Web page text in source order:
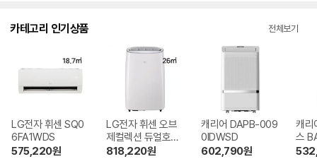
카테고리 인기상품 전체보기
LG전자 휘센 SQ0
6FA1WDS
575,220원
LG전자 휘센 오브
제컬렉션 듀얼호스
PQ08FDWBS
818,220원
캐리어 DAPB-009
0IDWSD
602,790원
캐리
스